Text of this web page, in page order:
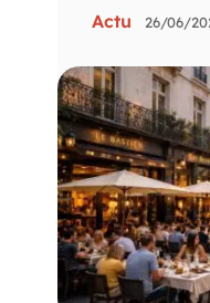
Actu 26/06/